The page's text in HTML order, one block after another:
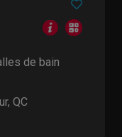
de bain
QC